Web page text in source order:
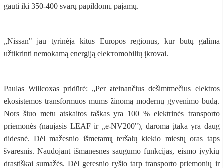
gauti iki 350-400 svarų papildomų pajamų.
„Nissan" jau tyrinėja kitus Europos regionus, kur būtų galima
užtikrinti nemokamą energiją elektromobilių įkrovai.
Paulas Willcoxas pridūrė: „Per ateinančius dešimtmečius elektros
ekosistemos transformuos mums žinomą modernų gyvenimo būdą.
Nors šiuo metu atskaitos taškas yra 100 % elektrinės transporto
priemonės (naujasis LEAF ir „e-NV200"), daroma įtaka yra daug
didesnė. Dėl mažesnio išmetamų teršalų kiekio miestų oras taps
švaresnis. Naudojant išmanesnes saugumo funkcijas, eismo įvykių
drastiškai sumažės. Dėl geresnio ryšio tarp transporto priemonių ir